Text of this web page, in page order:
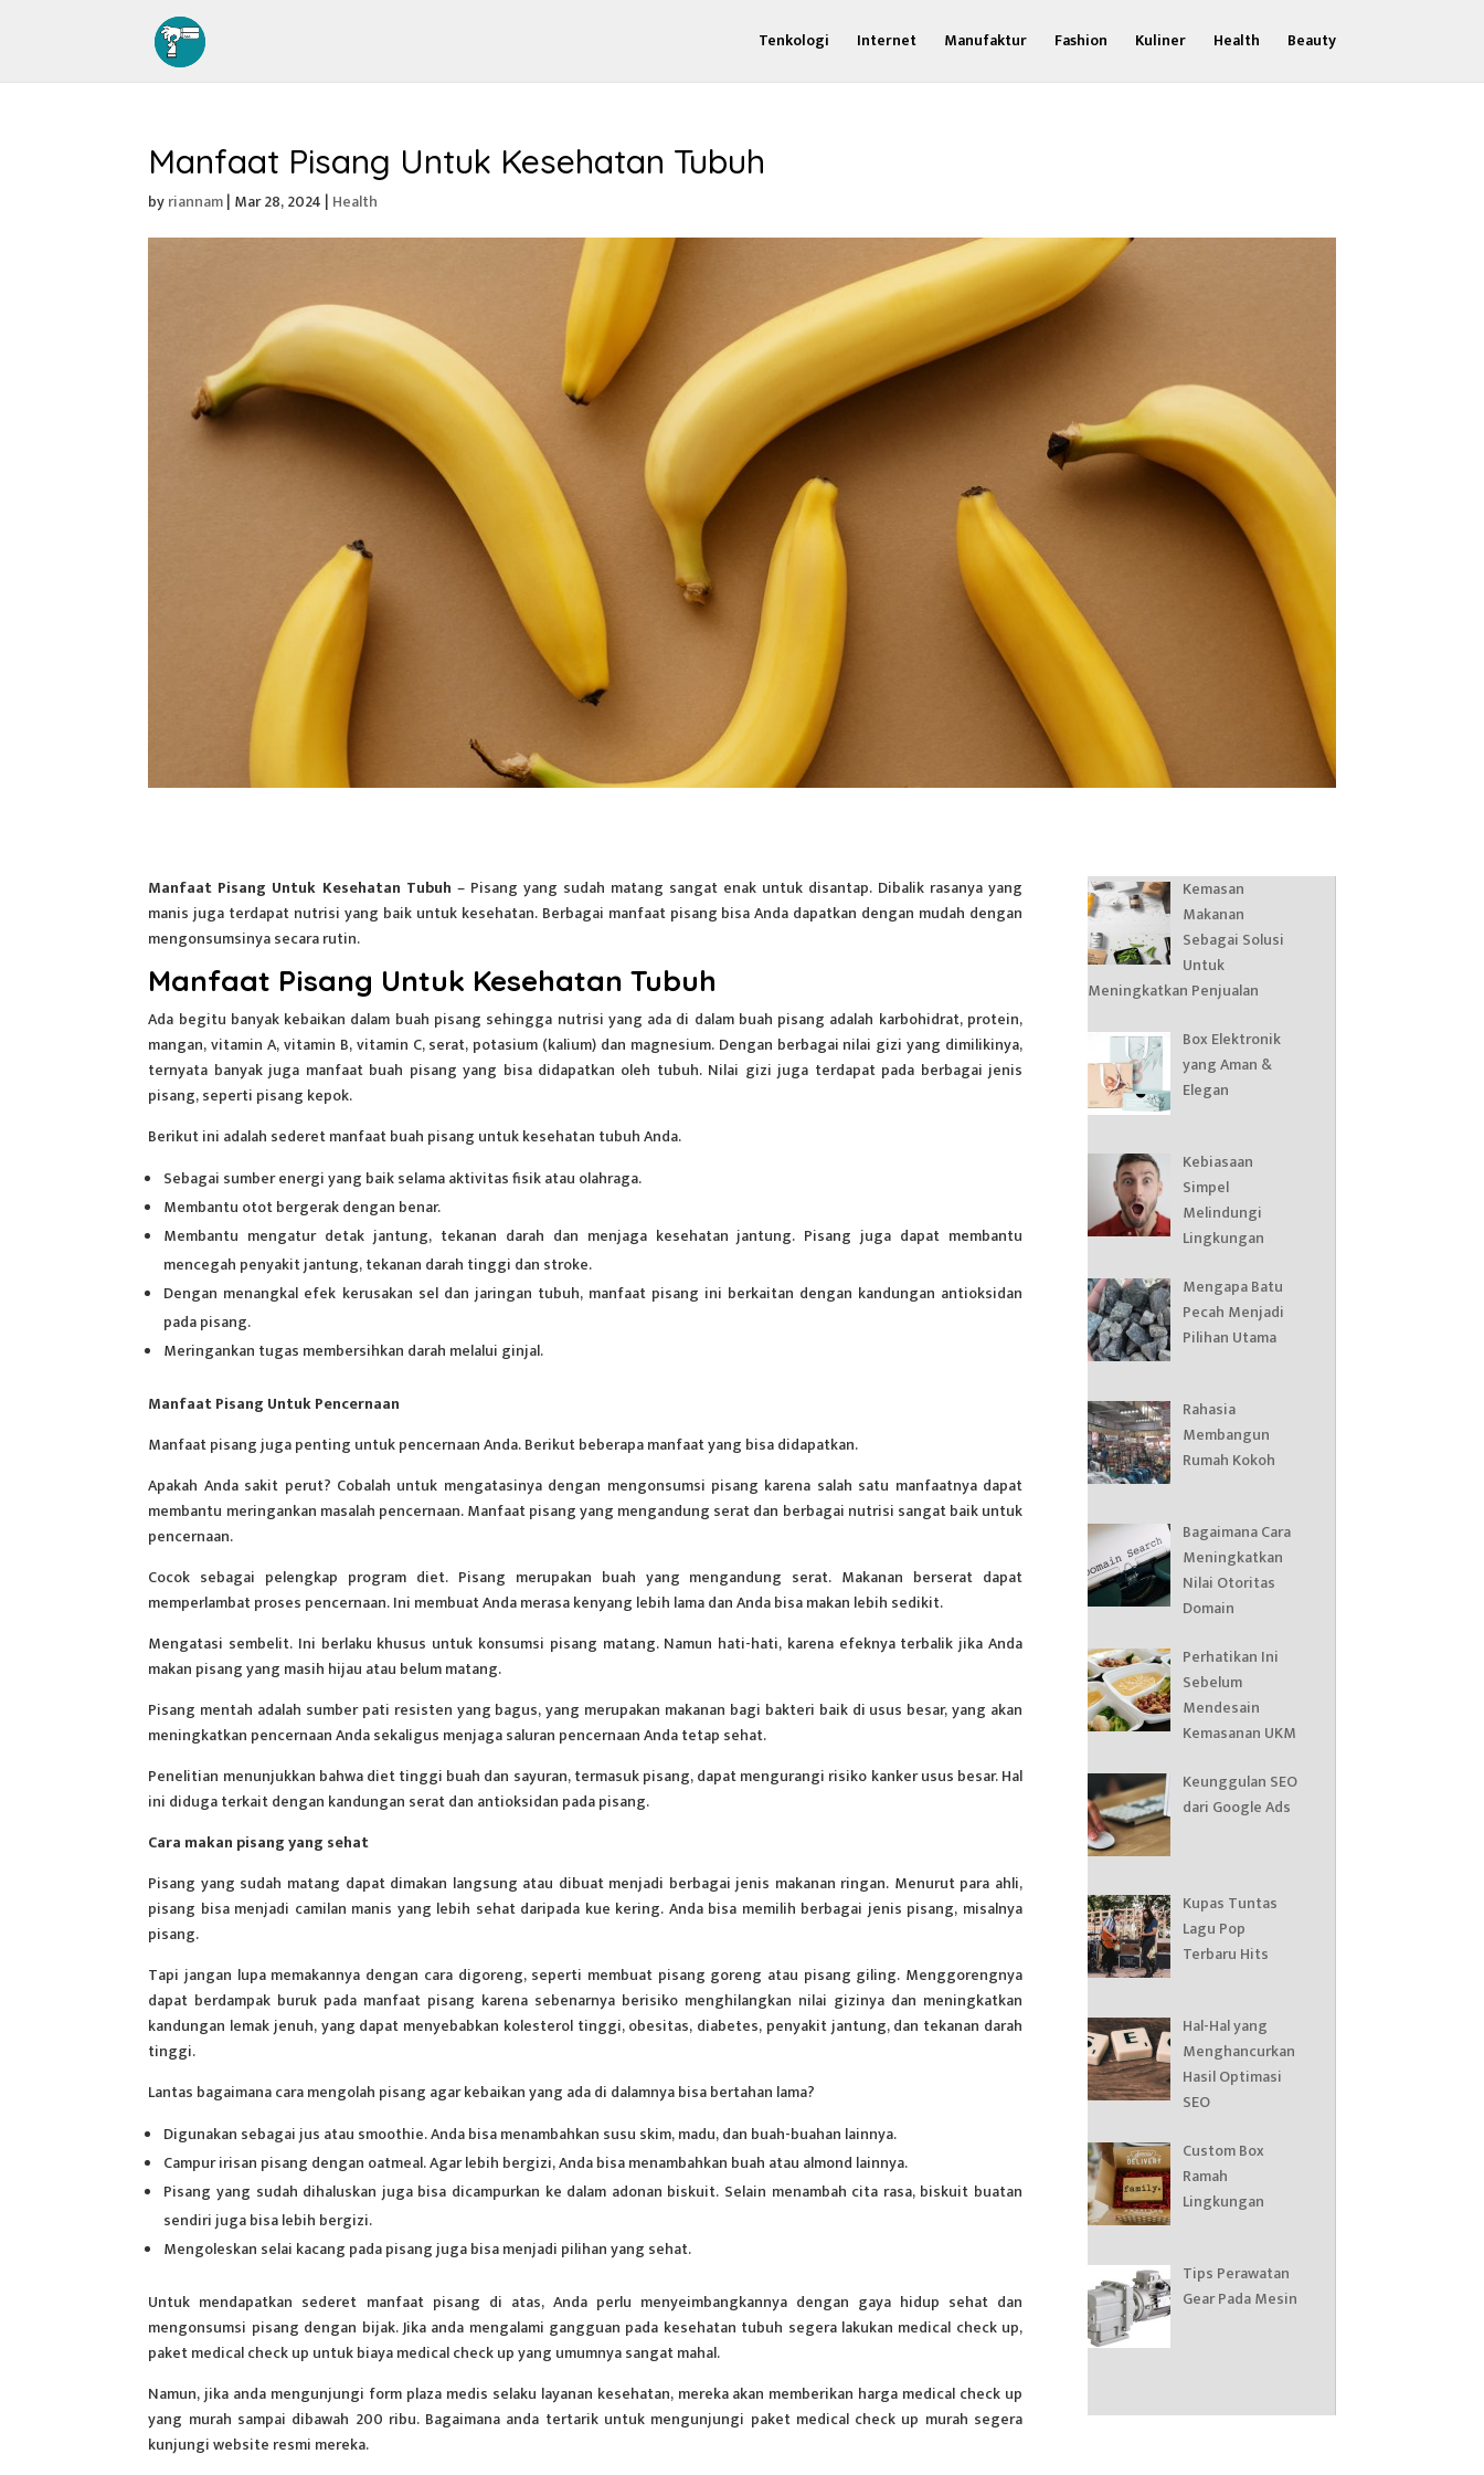
Tenkologi Internet Manufaktur Fashion Kuliner Health Beauty
Manfaat Pisang Untuk Kesehatan Tubuh
byriannam| Mar 28, 2024 | Health
Manfaat Pisang Untuk Kesehatan Tubuh – Pisang yang sudah matang sangat enak untuk disantap. Dibalik rasanya yang
manis juga terdapat nutrisi yang baik untuk kesehatan. Berbagai manfaat pisang bisa Anda dapatkan dengan mudah dengan
mengonsumsinya secara rutin.
Manfaat Pisang Untuk Kesehatan Tubuh
Ada begitu banyak kebaikan dalam buah pisang sehingga nutrisi yang ada di dalam buah pisang adalah karbohidrat, protein,
mangan, vitamin A, vitamin B, vitamin C, serat, potasium (kalium) dan magnesium. Dengan berbagai nilai gizi yang dimilikinya,
ternyata banyak juga manfaat buah pisang yang bisa didapatkan oleh tubuh. Nilai gizi juga terdapat pada berbagai jenis
pisang, seperti pisang kepok.
Berikut ini adalah sederetmanfaat buah pisang untuk kesehatan tubuh Anda.
Sebagai sumber energi yang baik selama aktivitas fisik atau olahraga.
Membantu otot bergerak dengan benar.
Membantu mengatur detak jantung, tekanan darah dan menjaga kesehatan jantung. Pisang juga dapat membantu
mencegah penyakit jantung, tekanan darah tinggi dan stroke.
Dengan menangkal efek kerusakan sel dan jaringan tubuh, manfaat pisang ini berkaitan dengan kandungan antioksidan
pada pisang.
Meringankan tugas membersihkan darah melalui ginjal.
Manfaat Pisang Untuk Pencernaan
Manfaat pisang juga penting untuk pencernaan Anda. Berikut beberapa manfaat yang bisa didapatkan.
Apakah Anda sakit perut? Cobalah untuk mengatasinya dengan mengonsumsi pisang karena salah satu manfaatnya dapat
membantu meringankan masalah pencernaan. Manfaat pisang yang mengandung serat dan berbagai nutrisi sangat baik untuk
pencernaan.
Cocok sebagai pelengkap program diet. Pisang merupakan buah yang mengandung serat. Makanan berserat dapat
memperlambat proses pencernaan. Ini membuat Anda merasa kenyang lebih lama dan Anda bisa makan lebih sedikit.
Mengatasi sembelit. Ini berlaku khusus untuk konsumsi pisang matang. Namun hati-hati, karena efeknya terbalik jika Anda
makan pisang yang masih hijau atau belum matang.
Pisang mentah adalah sumber pati resisten yang bagus, yang merupakan makanan bagi bakteri baik di usus besar, yang akan
meningkatkan pencernaan Anda sekaligus menjaga saluran pencernaan Anda tetap sehat.
Penelitian menunjukkan bahwa diet tinggi buah dan sayuran, termasuk pisang, dapat mengurangi risiko kanker usus besar. Hal
ini diduga terkait dengan kandungan serat dan antioksidan pada pisang.
Cara makan pisang yang sehat
Pisang yang sudah matang dapat dimakan langsung atau dibuat menjadi berbagai jenis makanan ringan. Menurut para ahli,
pisang bisa menjadi camilan manis yang lebih sehat daripada kue kering. Anda bisa memilih berbagai jenis pisang, misalnya
pisang.
Tapi jangan lupa memakannya dengan cara digoreng, seperti membuat pisang goreng atau pisang giling. Menggorengnya
dapat berdampak buruk pada manfaat pisang karena sebenarnya berisiko menghilangkan nilai gizinya dan meningkatkan
kandungan lemak jenuh, yang dapat menyebabkan kolesterol tinggi, obesitas, diabetes, penyakit jantung, dan tekanan darah
tinggi.
Lantas bagaimana cara mengolah pisang agar kebaikan yang ada di dalamnya bisa bertahan lama?
Digunakan sebagai jus atau smoothie. Anda bisa menambahkan susu skim, madu, dan buah-buahan lainnya.
Campur irisan pisang dengan oatmeal. Agar lebih bergizi, Anda bisa menambahkan buah atau almond lainnya.
Pisang yang sudah dihaluskan juga bisa dicampurkan ke dalam adonan biskuit. Selain menambah cita rasa, biskuit buatan
sendiri juga bisa lebih bergizi.
Mengoleskan selai kacang pada pisang juga bisa menjadi pilihan yang sehat.
Untuk mendapatkan sederet manfaat pisang di atas, Anda perlu menyeimbangkannya dengan gaya hidup sehat dan
mengonsumsi pisang dengan bijak.Jika anda mengalami gangguan pada kesehatan tubuh segera lakukan medical check up,
paket medical check up untuk biaya medical check up yang umumnya sangat mahal.
Namun, jika anda mengunjungi form plaza medis selaku layanan kesehatan, mereka akan memberikan harga medical check up
yang murah sampai dibawah 200 ribu. Bagaimana anda tertarik untuk mengunjungi paket medical check up murah segera
kunjungi website resmi mereka.
Kemasan
Makanan
Sebagai Solusi
Untuk
Meningkatkan Penjualan
Box Elektronik
yang Aman &
Elegan
Kebiasaan
Simpel
Melindungi
Lingkungan
Mengapa Batu
Pecah Menjadi
Pilihan Utama
Rahasia
Membangun
Rumah Kokoh
Bagaimana Cara
Meningkatkan
Nilai Otoritas
Domain
Perhatikan Ini
Sebelum
Mendesain
Kemasanan UKM
Keunggulan SEO
dari Google Ads
Kupas Tuntas
Lagu Pop
Terbaru Hits
Hal-Hal yang
Menghancurkan
Hasil Optimasi
SEO
Custom Box
Ramah
Lingkungan
Tips Perawatan
Gear Pada Mesin